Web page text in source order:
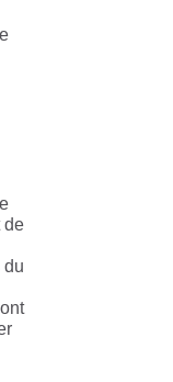
de
du